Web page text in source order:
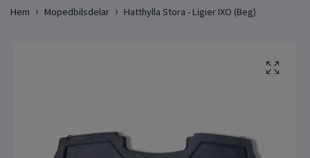
Hem Mopedbilsdelar Hatthylla Stora - Ligier IXO (Beg)